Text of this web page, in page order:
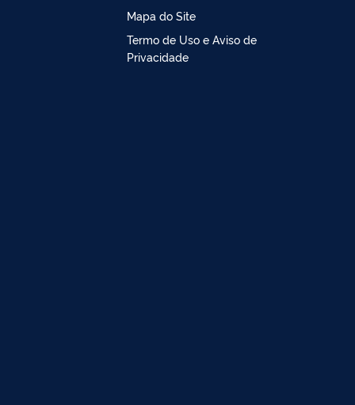
Mapa do Site
Termo de Uso e Aviso de
Privacidade